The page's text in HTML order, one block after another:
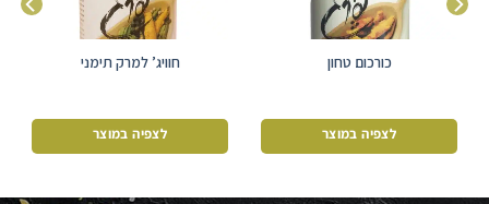
כורכום טחון
לצפיה במוצר
חוויג’ למרק תימני
לצפיה במוצר